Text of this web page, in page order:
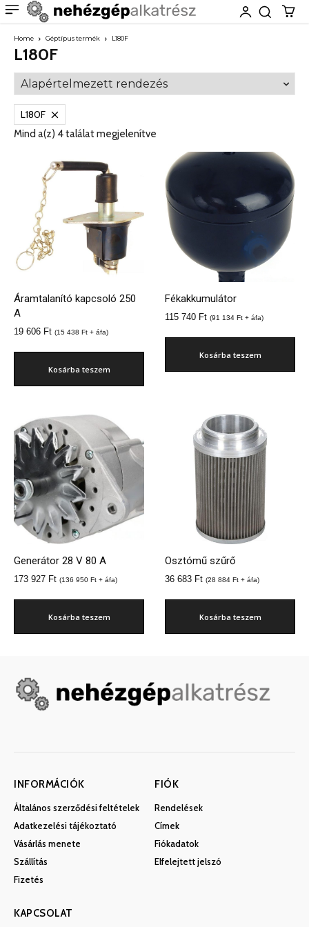
Home Géptípus termék L180F
L180F
L180F
Mind a(z) 4 találat megjelenítve
Áramtalanító kapcsoló 250
A
19 606 Ft (15 438 Ft + áfa)
Kosárba teszem
Fékakkumulátor
115 740 Ft (91 134 Ft + áfa)
Kosárba teszem
Generátor 28 V 80 A
173 927 Ft (136 950 Ft + áfa)
Kosárba teszem
Osztómű szűrő
36 683 Ft (28 884 Ft + áfa)
Kosárba teszem
INFORMÁCIÓK
Általános szerződési feltételek
Adatkezelési tájékoztató
Vásárlás menete
Szállítás
Fizetés
FIÓK
Rendelések
Címek
Fiókadatok
Elfelejtett jelszó
KAPCSOLAT